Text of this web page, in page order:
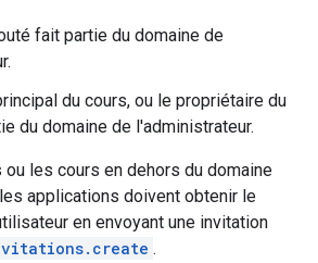
fait partie du domaine de
du cours, ou le propriétaire du
du domaine de l'administrateur.
les cours en dehors du domaine
applications doivent obtenir le
en envoyant une invitation
.